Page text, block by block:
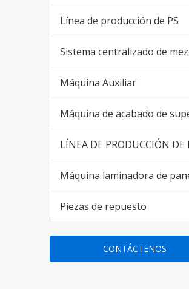
Línea de producción de PS
Máquina Auxiliar
Piezas de repuesto
CONTÁCTENOS